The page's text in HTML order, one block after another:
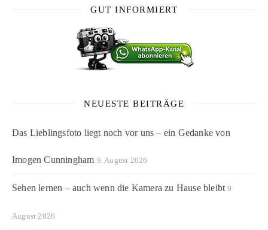
GUT INFORMIERT
NEUESTE BEITRÄGE
Das Lieblingsfoto liegt noch vor uns – ein Gedanke von
Imogen Cunningham 9. August 2026
Sehen lernen – auch wenn die Kamera zu Hause bleibt 9.
August 2026